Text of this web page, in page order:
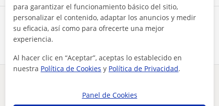
Comparte a este profesor
para garantizar el funcionamiento básico del sitio,
personalizar el contenido, adaptar los anuncios y medir
su eficacia, así como para ofrecerte una mejor
experiencia.
Al hacer clic en “Aceptar”, aceptas lo establecido en
nuestra Política de Cookies y Política de Privacidad.
Panel de Cookies